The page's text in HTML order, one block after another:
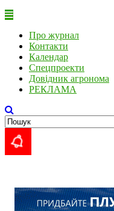
Про журнал
Контакти
Календар
Спецпроекти
Довідник агронома
РЕКЛАМА